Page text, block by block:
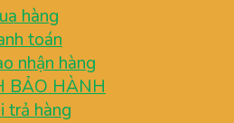
hàng
toán
nhận hàng
BẢO HÀNH
trả hàng